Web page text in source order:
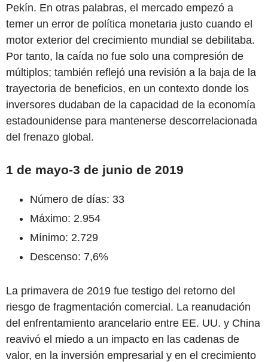
Pekín. En otras palabras, el mercado empezó a
temer un error de política monetaria justo cuando el
motor exterior del crecimiento mundial se debilitaba.
Por tanto, la caída no fue solo una compresión de
múltiplos; también reflejó una revisión a la baja de la
trayectoria de beneficios, en un contexto donde los
inversores dudaban de la capacidad de la economía
estadounidense para mantenerse descorrelacionada
del frenazo global.
1 de mayo-3 de junio de 2019
Número de días: 33
Máximo: 2.954
Mínimo: 2.729
Descenso: 7,6%
La primavera de 2019 fue testigo del retorno del
riesgo de fragmentación comercial. La reanudación
del enfrentamiento arancelario entre EE. UU. y China
reavivó el miedo a un impacto en las cadenas de
valor, en la inversión empresarial y en el crecimiento